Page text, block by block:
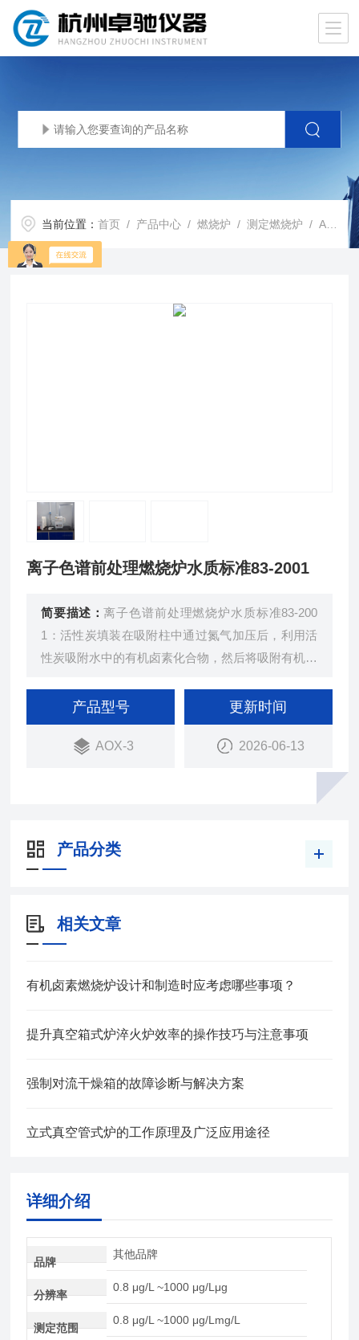
当前位置：首页 / 产品中心 /燃烧炉 /测定燃烧炉 / AOX-3离子色谱前处理燃烧炉水质标准83-2001
离子色谱前处理燃烧炉水质标准83-2001
简要描述：离子色谱前处理燃烧炉水质标准83-200
1：活性炭填装在吸附柱中通过氮气加压后，利用活
性炭吸附水中的有机卤素化合物，然后将吸附有机卤
产品型号
AOX-3
更新时间
2026-06-13
产品分类
相关文章
有机卤素燃烧炉设计和制造时应考虑哪些事项？
提升真空箱式炉淬火炉效率的操作技巧与注意事项
强制对流干燥箱的故障诊断与解决方案
立式真空管式炉的工作原理及广泛应用途径
详细介绍
品牌
其他品牌
分辨率
0.8 μg/L ~1000 μg/Lμg
测定范围
0.8 μg/L ~1000 μg/Lmg/L